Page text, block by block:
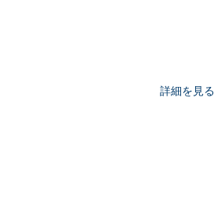
詳細を見る